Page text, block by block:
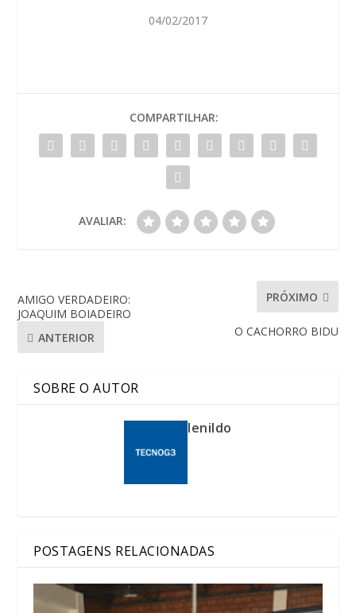
04/02/2017
COMPARTILHAR:
AVALIAR:
AMIGO VERDADEIRO:
JOAQUIM BOIADEIRO
ANTERIOR
PRÓXIMO
O CACHORRO BIDU
SOBRE O AUTOR
lenildo
POSTAGENS RELACIONADAS